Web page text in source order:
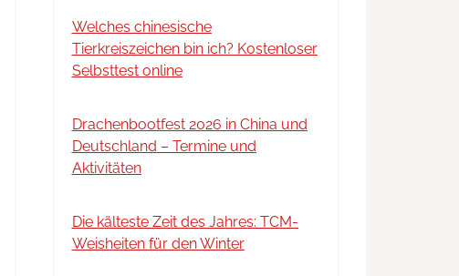
Welches chinesische
Tierkreiszeichen bin ich? Kostenloser
Selbsttest online
Drachenbootfest 2026 in China und
Deutschland – Termine und
Aktivitäten
Die kälteste Zeit des Jahres: TCM-
Weisheiten für den Winter